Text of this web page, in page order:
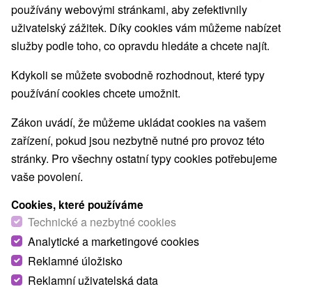
Vyberte lokalitu nebo termín
Nejprodávanější
Obce a města
Smrdáky(2)
VŠECHNY TOP - NEJPRODÁVANĚJŠÍ
používány webovými stránkami, aby zefektivnily
uživatelský zážitek. Díky cookies vám můžeme nabízet
služby podle toho, co opravdu hledáte a chcete najít.
Kdykoli se můžete svobodně rozhodnout, které typy
používání cookies chcete umožnit.
Zákon uvádí, že můžeme ukládat cookies na vašem
zařízení, pokud jsou nezbytně nutné pro provoz této
stránky. Pro všechny ostatní typy cookies potřebujeme
vaše povolení.
Cookies, které používáme
Technické a nezbytné cookies
Analytické a marketingové cookies
Reklamné úložisko
Reklamní uživatelská data